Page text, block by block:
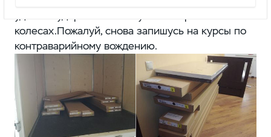
удалось удержать машину на четырех
колесах.Пожалуй, снова запишусь на курсы по
контраварийному вождению.